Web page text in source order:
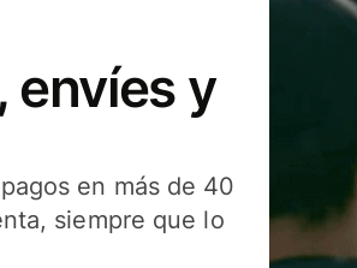
envíes y
en más de 40
siempre que lo